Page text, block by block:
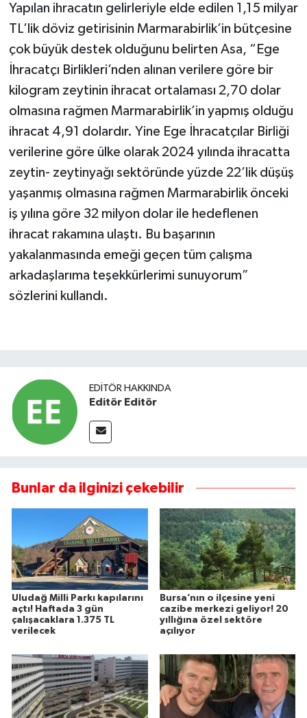
Yapılan ihracatın gelirleriyle elde edilen 1,15 milyar
TL’lik döviz getirisinin Marmarabirlik’in bütçesine
çok büyük destek olduğunu belirten Asa, “Ege
İhracatçı Birlikleri’nden alınan verilere göre bir
kilogram zeytinin ihracat ortalaması 2,70 dolar
olmasına rağmen Marmarabirlik’in yapmış olduğu
ihracat 4,91 dolardır. Yine Ege İhracatçılar Birliği
verilerine göre ülke olarak 2024 yılında ihracatta
zeytin- zeytinyağı sektöründe yüzde 22’lik düşüş
yaşanmış olmasına rağmen Marmarabirlik önceki
iş yılına göre 32 milyon dolar ile hedeflenen
ihracat rakamına ulaştı. Bu başarının
yakalanmasında emeği geçen tüm çalışma
arkadaşlarıma teşekkürlerimi sunuyorum”
sözlerini kullandı.
EDITÖR HAKKINDA
Editör Editör
Bunlar da ilginizi çekebilir
Uludağ Milli Parkı kapılarını
açtı! Haftada 3 gün
çalışacaklara 1.375 TL
verilecek
Bursa’nın o ilçesine yeni
cazibe merkezi geliyor! 20
yıllığına özel sektöre
açılıyor